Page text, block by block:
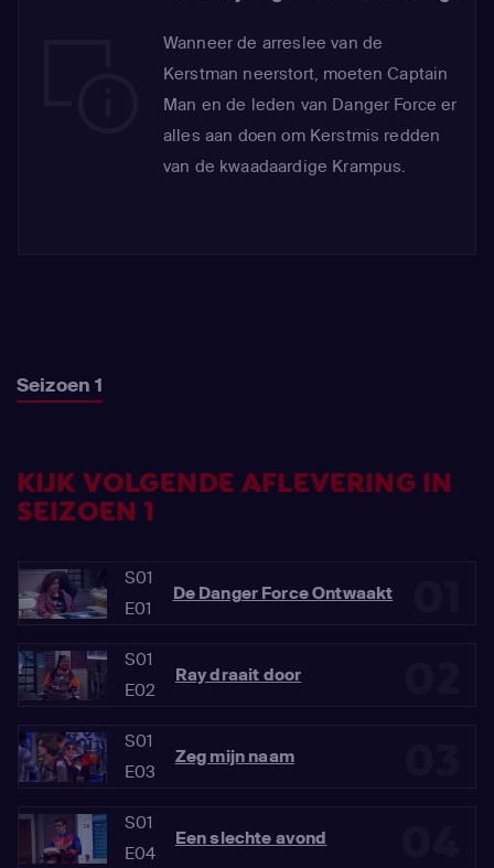
Wanneer de arreslee van de
Kerstman neerstort, moeten Captain
Man en de leden van Danger Force er
alles aan doen om Kerstmis redden
van de kwaadaardige Krampus.
Seizoen 1
KIJK VOLGENDE AFLEVERING IN
SEIZOEN 1
S01
E01
De Danger Force Ontwaakt
S01
E02
Ray draait door
S01
E03
Zeg mijn naam
S01
E04
Een slechte avond